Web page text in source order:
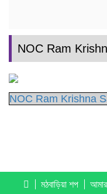
NOC Ram
NOC Ram Krishna
মঠবাড়িয়া শপ